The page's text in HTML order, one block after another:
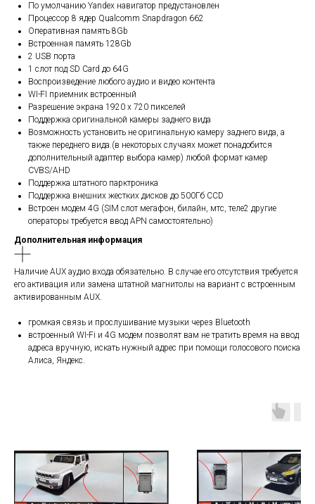
По умолчанию Yandex навигатор предустановлен
Процессор 8 ядер Qualcomm Snapdragon 662
Оперативная память 8Gb
Встроенная память 128Gb
2 USB порта
1 слот под SD Card до 64G
Воспроизведение любого аудио и видео контента
WI-FI приемник встроенный
Разрешение экрана 1920 х 720 пикселей
Поддержка оригинальной камеры заднего вида
Возможность установить не оригинальную камеру заднего вида, а
также переднего вида.(в некоторых случаях может понадобится
дополнительный адаптер выбора камер) любой формат камер
CVBS/AHD
Поддержка штатного парктроника
Поддержка внешних жестких дисков до 500Гб ССD
Встроен модем 4G (SIM слот мегафон, билайн, мтс, теле2 другие
операторы требуется ввод APN самостоятельно)
Дополнительная информация
Наличие AUX аудио входа обязательно. В случае его отсутствия требуется
его активация или замена штатной магнитолы на вариант с встроенным
активированным AUX.
громкая связь и прослушивание музыки через Bluetooth
встроенный WI-Fi и 4G модем позволят вам не тратить время на ввод
адреса вручную, искать нужный адрес при помощи голосового поиска
Алиса, Яндекс.